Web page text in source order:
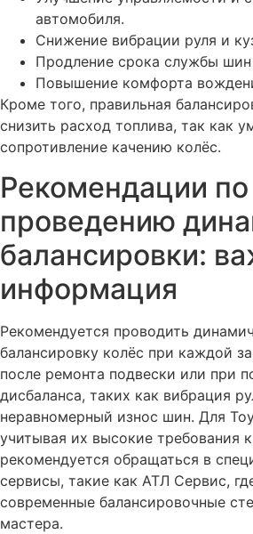
автомобиля.
Снижение вибрации руля и
Продление срока службы шин
Повышение комфорта
Кроме того, правильная
снизить расход топлива, так как
сопротивление качению колёс.
Рекомендации по
проведению
балансировки:
информация
Рекомендуется проводить
балансировку колёс при каждой
после ремонта подвески или при
дисбаланса, таких как вибрация
неравномерный износ шин. Для
учитывая их высокие требования к
рекомендуется обращаться в
сервисы, такие как АТЛ Сервис,
современные балансировочные
мастера.